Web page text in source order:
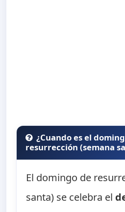
¿Cuando es el
resurrección (semana
El domingo de
santa) se celebra el